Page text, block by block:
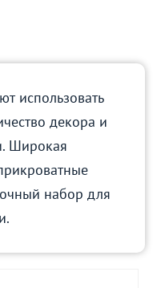
использовать
декора и
Широкая
набор для